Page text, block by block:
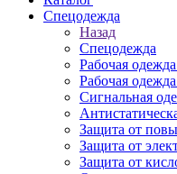
Спецодежда
Назад
Спецодежда
Рабочая
Рабочая
Сигнальная
Защита от
Защита от
Защита от